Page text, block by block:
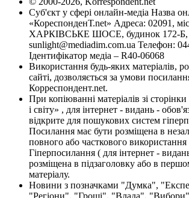
Суб'єкт у сфері онлайн-медіа Назва
«КореспонденТ.net» Адреса: 02091,
ХАРКІВСЬКЕ ШОСЕ, будинок 172-Б,
sunlight@mediadim.com.ua Телефон:
Ідентифікатор медіа – R40-06068
Використання будь-яких матеріалів,
сайті, дозволяється за умови
Корреспондент.net.
При копіюванні матеріалів зі
і світу» , для інтернет - видань -
відкрите для пошукових систем
Посилання має бути розміщена в
повного або часткового використання
Гіперпосилання ( для інтернет -
розміщена в підзаголовку або в
матеріалу.
Новини з позначками "Думка",
"Регіони", "Гроші", "Влада",